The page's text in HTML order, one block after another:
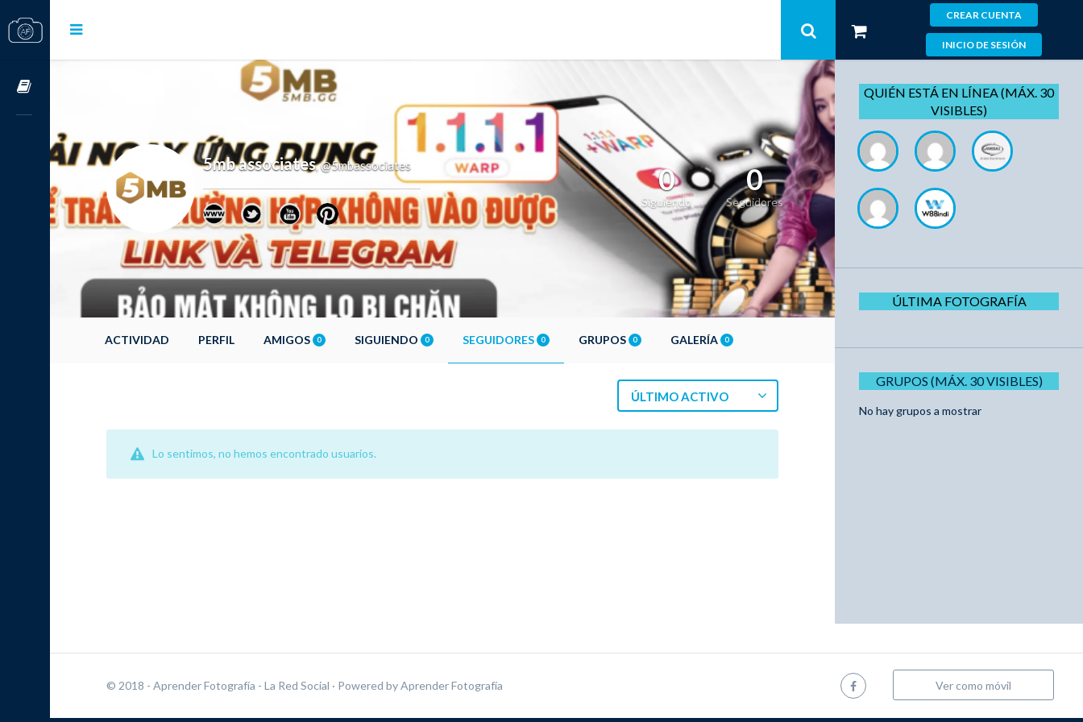
CREAR CUENTA
INICIO DE SESIÓN
5mb associates,@5mbassociates 0
Siguiendo
0
Seguidores
ACTIVIDAD PERFIL AMIGOS 0 SIGUIENDO 0 SEGUIDORES 0 GRUPOS 0 GALERÍA 0
ÚLTIMO ACTIVO
Lo sentimos, no hemos encontrado usuarios.
QUIÉN ESTÁ EN LÍNEA (MÁX. 30
VISIBLES)
ÚLTIMA FOTOGRAFÍA
GRUPOS (MÁX. 30 VISIBLES)
No hay grupos a mostrar
© 2018 - Aprender Fotografía - La Red Social · Powered byAprender Fotografía